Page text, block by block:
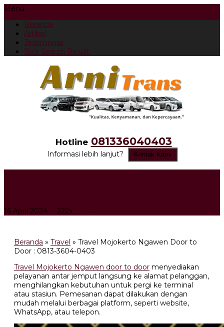
Menu
Beranda
Artikel
Testimonial
Tour Search Result
Hotline 081336040403
Informasi lebih lanjut? Kontak Kami
16 April 2024 222x
Beranda » Travel » Travel Mojokerto Ngawen Door to
Door : 0813-3604-0403
Travel Mojokerto Ngawen door to door menyediakan
pelayanan antar jemput langsung ke alamat pelanggan,
menghilangkan kebutuhan untuk pergi ke terminal
atau stasiun. Pemesanan dapat dilakukan dengan
mudah melalui berbagai platform, seperti website,
WhatsApp, atau telepon.